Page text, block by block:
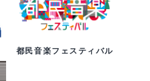
都民音楽フェスティバル